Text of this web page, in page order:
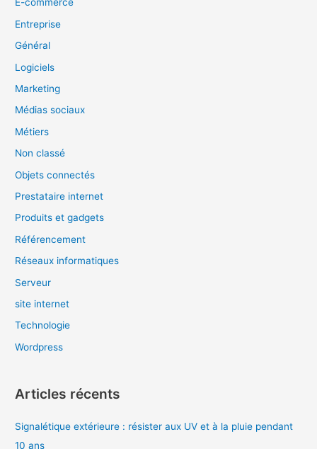
E-commerce
Entreprise
Général
Logiciels
Marketing
Médias sociaux
Métiers
Non classé
Objets connectés
Prestataire internet
Produits et gadgets
Référencement
Réseaux informatiques
Serveur
site internet
Technologie
Wordpress
Articles récents
Signalétique extérieure : résister aux UV et à la pluie pendant
10 ans